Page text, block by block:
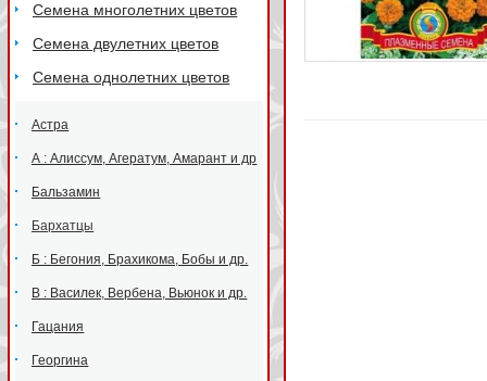
Семена многолетних цветов
Семена двулетних цветов
Семена однолетних цветов
Астра
А : Алиссум, Агератум, Амарант и др
Бальзамин
Бархатцы
Б : Бегония, Брахикома, Бобы и др.
В : Василек, Вербена, Вьюнок и др.
Гацания
Георгина